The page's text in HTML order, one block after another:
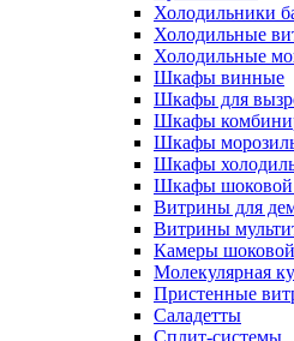
Холодильники
Холодильные
Холодильные
Шкафы винные
Шкафы для
Шкафы
Шкафы
Шкафы
Шкафы шоковой
Витрины для
Витрины
Камеры шоковой
Молекулярная
Пристенные
Саладетты
Сплит-системы